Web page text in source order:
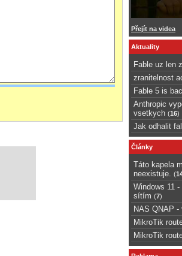
Přejít na videa
Aktuality
Fable uz len
zranitelnost
Fable 5 is
Anthropic
vsetkych (16)
Jak odhalit
Články
Táto kapela
neexistuje.
(
Windows 11
sítím (7)
NAS QNAP
MikroTik
MikroTik